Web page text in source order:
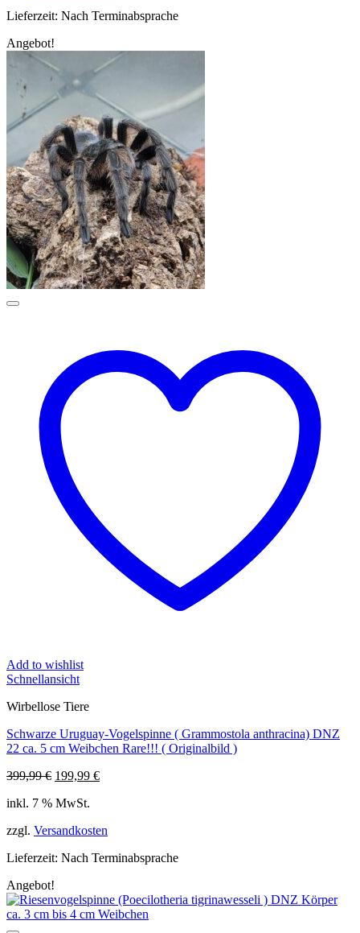
Lieferzeit: Nach Terminabsprache
Angebot!
Add to wishlist
Schnellansicht
Wirbellose Tiere
Schwarze Uruguay-Vogelspinne ( Grammostola anthracina) DNZ
22 ca. 5 cm Weibchen Rare!!! ( Originalbild )
399,99€ Ursprünglicher
war:
199,99 €Aktueller
inkl. 7 % MwSt.
zzgl. Versandkosten
Lieferzeit: Nach Terminabsprache
Angebot!